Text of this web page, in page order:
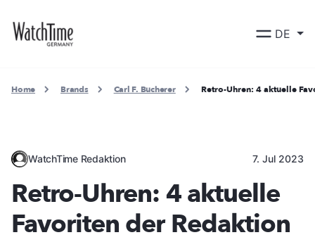
DE
Home Brands Carl F. Bucherer Retro-Uhren: 4 aktuelle
WatchTime Redaktion 7. Jul 2023
Retro-Uhren: 4 aktuelle
Favoriten der Redaktion